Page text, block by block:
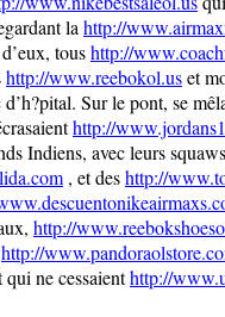
la http://
toushttp://
http://www.reebokol.uset
Sur le pont, se
http://
Indiens, avec leurs
, et deshttp://
http://
http://
qui ne cessaienthttp://